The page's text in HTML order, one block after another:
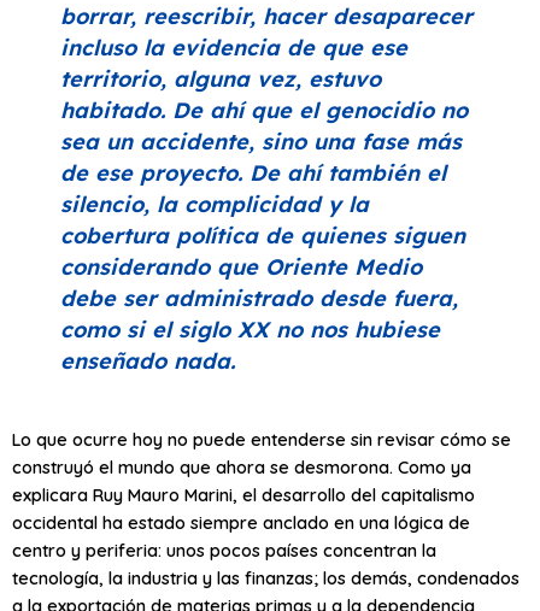
borrar, reescribir, hacer desaparecer
incluso la evidencia de que ese
territorio, alguna vez, estuvo
habitado. De ahí que el genocidio no
sea un accidente, sino una fase más
de ese proyecto. De ahí también el
silencio, la complicidad y la
cobertura política de quienes siguen
considerando que Oriente Medio
debe ser administrado desde fuera,
como si el siglo XX no nos hubiese
enseñado nada.
Lo que ocurre hoy no puede entenderse sin revisar cómo se
construyó el mundo que ahora se desmorona. Como ya
explicara Ruy Mauro Marini, el desarrollo del capitalismo
occidental ha estado siempre anclado en una lógica de
centro y periferia: unos pocos países concentran la
tecnología, la industria y las finanzas; los demás, condenados
a la exportación de materias primas y a la dependencia